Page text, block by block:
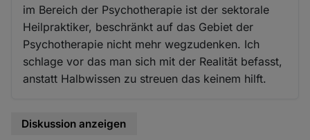
im Bereich der Psychotherapie ist der sektorale
Heilpraktiker, beschränkt auf das Gebiet der
Psychotherapie nicht mehr wegzudenken. Ich
schlage vor das man sich mit der Realität befasst,
anstatt Halbwissen zu streuen das keinem hilft.
Diskussion anzeigen